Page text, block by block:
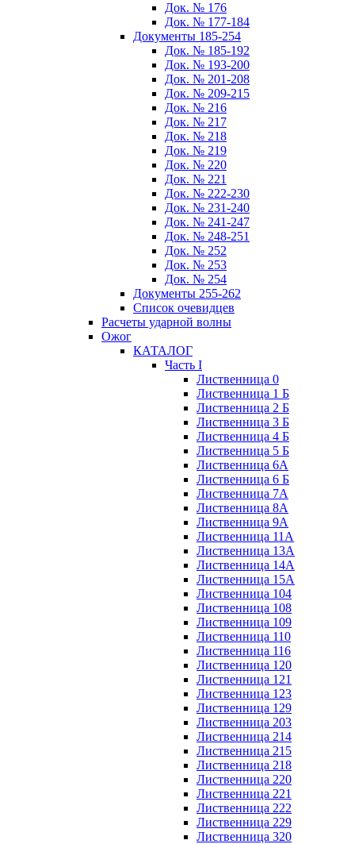
Док. № 176
Док. № 177-184
Документы 185-254
Док. № 185-192
Док. № 193-200
Док. № 201-208
Док. № 209-215
Док. № 216
Док. № 217
Док. № 218
Док. № 219
Док. № 220
Док. № 221
Док. № 222-230
Док. № 231-240
Док. № 241-247
Док. № 248-251
Док. № 252
Док. № 253
Док. № 254
Документы 255-262
Список очевидцев
Расчеты ударной волны
Ожог
КАТАЛОГ
Часть I
Лиственница 0
Лиственница 1 Б
Лиственница 2 Б
Лиственница 3 Б
Лиственница 4 Б
Лиственница 5 Б
Лиственница 6А
Лиственница 6 Б
Лиственница 7А
Лиственница 8А
Лиственница 9А
Лиственница 11А
Лиственница 13А
Лиственница 14А
Лиственница 15А
Лиственница 104
Лиственница 108
Лиственница 109
Лиственница 110
Лиственница 116
Лиственница 120
Лиственница 121
Лиственница 123
Лиственница 129
Лиственница 203
Лиственница 214
Лиственница 215
Лиственница 218
Лиственница 220
Лиственница 221
Лиственница 222
Лиственница 229
Лиственница 320